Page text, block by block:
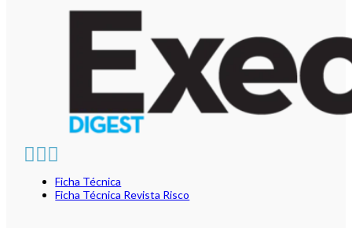
Ficha Técnica
Ficha Técnica Revista Risco